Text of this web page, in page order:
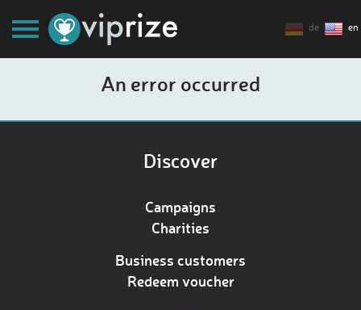
de en
An error occurred
Discover
Campaigns
Charities
Business customers
Redeem voucher